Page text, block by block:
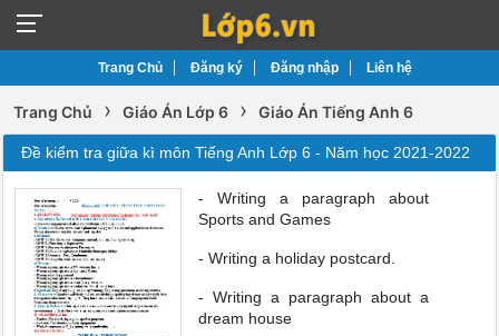
Trang Chủ Đăng ký Đăng nhập Liên hệ
Trang Chủ › Giáo Án Lớp 6 › Giáo Án Tiếng Anh 6
Đề kiểm tra giữa kì môn Tiếng Anh Lớp 6 - Năm học 2021-2022
- Writing a paragraph about
Sports and Games
- Writing a holiday postcard.
- Writing a paragraph about a
dream house